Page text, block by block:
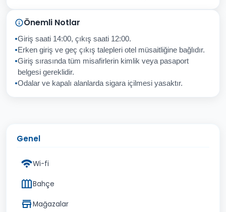
Sorunuz
İptal Gönder
Önemli Notlar
Giriş saati 14:00, çıkış saati 12:00.
Erken giriş ve geç çıkış talepleri otel müsaitliğine bağlıdır.
Giriş sırasında tüm misafirlerin kimlik veya pasaport
belgesi gereklidir.
Odalar ve kapalı alanlarda sigara içilmesi yasaktır.
Genel
Wi-fi
Bahçe
Mağazalar